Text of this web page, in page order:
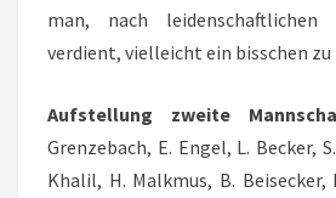
man, nach
verdient, vielleicht ein bisschen zu
Aufstellung zweite
Grenzebach, E. Engel, L. Becker,
Khalil, H. Malkmus, B. Beisecker,